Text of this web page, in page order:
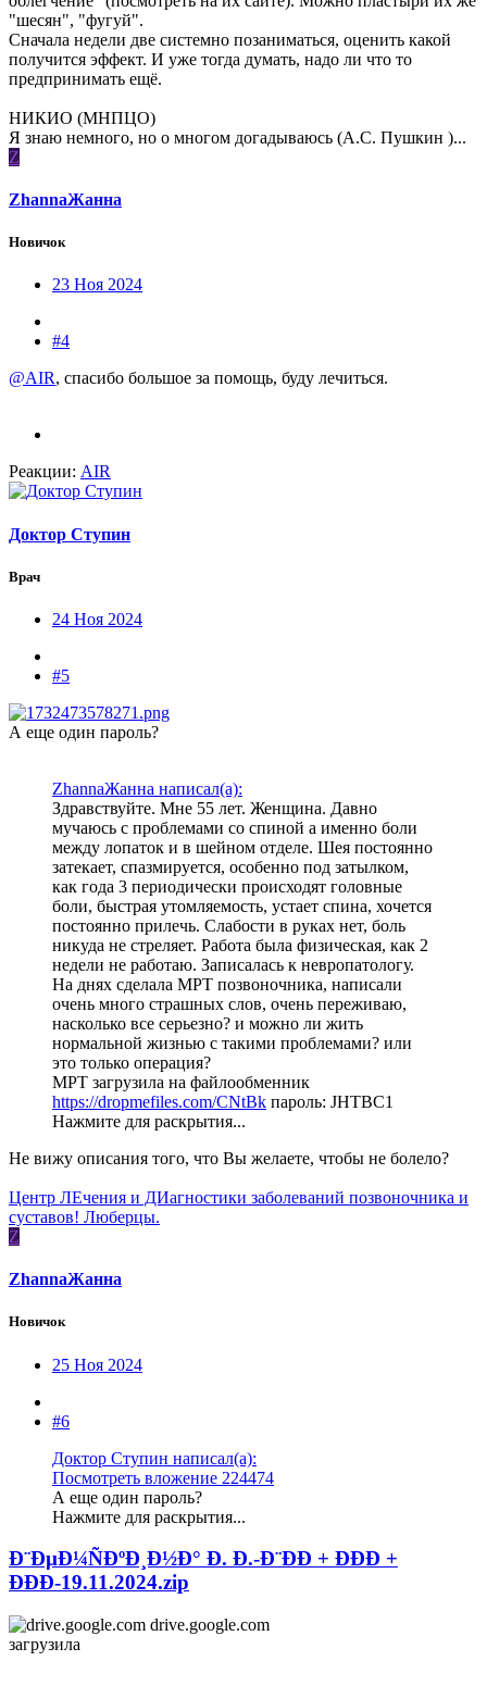
"шесян", "фугуй".
Сначала недели две системно позаниматься, оценить какой
получится эффект. И уже тогда думать, надо ли что то
предпринимать ещё.
НИКИО (МНПЦО)
Я знаю немного, но о многом догадываюсь (А.С. Пушкин )...
Z
ZhannaЖанна
Новичок
23 Ноя 2024
#4
@AIR, спасибо большое за помощь, буду лечиться.
Реакции: AIR
Доктор Ступин
Врач
24 Ноя 2024
#5
А еще один пароль?
ZhannaЖанна написал(а):
Здравствуйте. Мне 55 лет. Женщина. Давно
мучаюсь с проблемами со спиной а именно боли
между лопаток и в шейном отделе. Шея постоянно
затекает, спазмируется, особенно под затылком,
как года 3 периодически происходят головные
боли, быстрая утомляемость, устает спина, хочется
постоянно прилечь. Слабости в руках нет, боль
никуда не стреляет. Работа была физическая, как 2
недели не работаю. Записалась к невропатологу.
На днях сделала МРТ позвоночника, написали
очень много страшных слов, очень переживаю,
насколько все серьезно? и можно ли жить
нормальной жизнью с такими проблемами? или
это только операция?
МРТ загрузила на файлообменник
https://dropmefiles.com/CNtBk пароль: JHTBC1
Нажмите для раскрытия...
Не вижу описания того, что Вы желаете, чтобы не болело?
Центр ЛЕчения и ДИагностики заболеваний позвоночника и
суставов! Люберцы.
Z
ZhannaЖанна
Новичок
25 Ноя 2024
#6
Доктор Ступин написал(а):
Посмотреть вложение 224474
А еще один пароль?
Нажмите для раскрытия...
Ð¨ÐµÐ¼ÑÐºÐ¸Ð½Ð° Ð. Ð.-Ð¨ÐÐ + ÐÐÐ +
ÐÐÐ-19.11.2024.zip
drive.google.com
загрузила